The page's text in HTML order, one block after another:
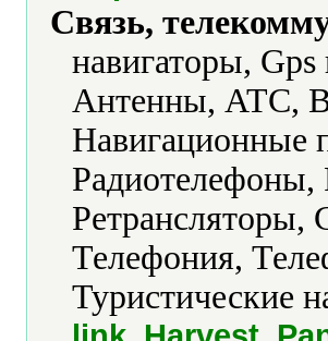
Связь,
навигаторы,
Антенны, АТС,
Навигационные
Радиотелефоны,
Телефония,
Туристические